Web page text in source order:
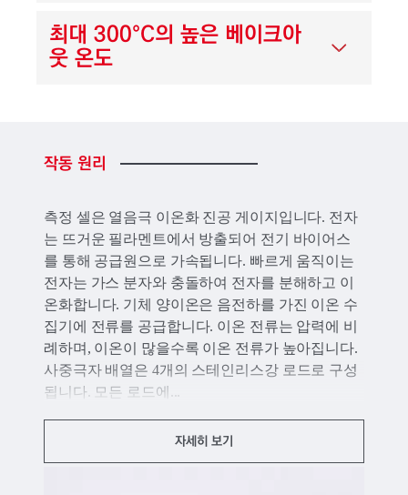
최대 300°C의 높은 베이크아
웃 온도
작동원리
측정 셀은 열음극 이온화 진공 게이지입니다. 전자
는 뜨거운 필라멘트에서 방출되어 전기 바이어스
를 통해 공급원으로 가속됩니다. 빠르게 움직이는
전자는 가스 분자와 충돌하여 전자를 분해하고 이
온화합니다. 기체 양이온은 음전하를 가진 이온 수
집기에 전류를 공급합니다. 이온 전류는 압력에 비
례하며, 이온이 많을수록 이온 전류가 높아집니다.
사중극자 배열은 4개의 스테인리스강 로드로 구성
됩니다. 모든 로드에...
자세히 보기